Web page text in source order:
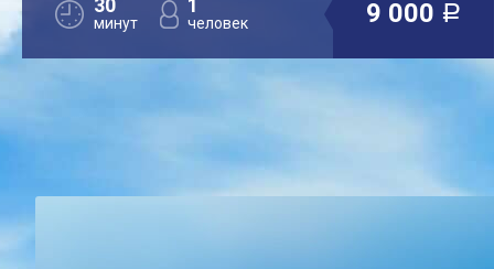
30
минут
1
человек 9 000 a